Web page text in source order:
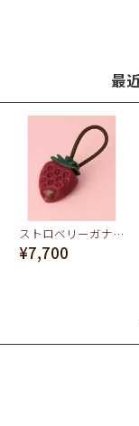
最
ストロベリーガナッシュ ヘアゴム(Red)
¥7,700